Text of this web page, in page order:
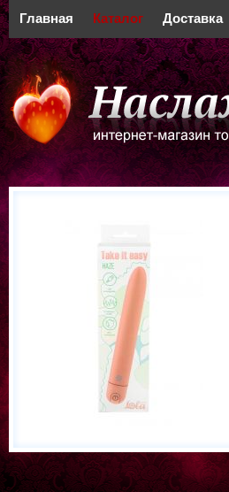
Главная Каталог Доставка